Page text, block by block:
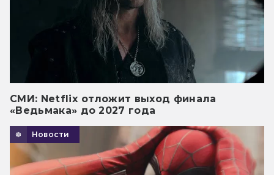
СМИ: Netflix отложит выход финала
«Ведьмака» до 2027 года
Новости